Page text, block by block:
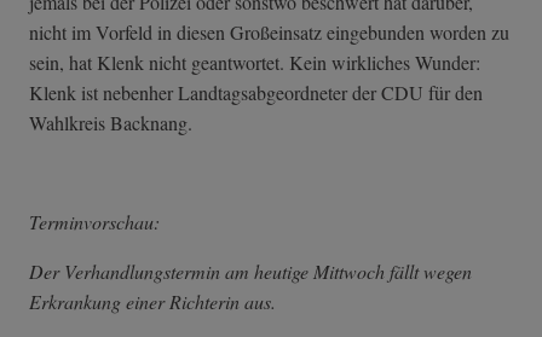
nicht im Vorfeld in diesen Großeinsatz eingebunden worden zu
sein, hat Klenk nicht geantwortet. Kein wirkliches Wunder:
Klenk ist nebenher Landtagsabgeordneter der CDU für den
Wahlkreis Backnang.
Terminvorschau:
Der Verhandlungstermin am heutige Mittwoch fällt wegen
Erkrankung einer Richterin aus.